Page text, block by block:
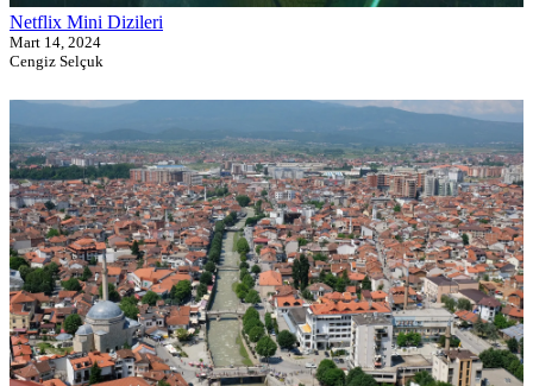
Netflix Mini Dizileri
Mart 14, 2024
Cengiz Selçuk